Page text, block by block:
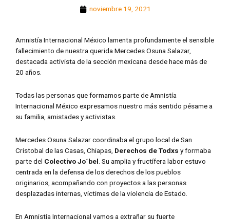
noviembre 19, 2021
Amnistía Internacional México lamenta profundamente el sensible
fallecimiento de nuestra querida Mercedes Osuna Salazar,
destacada activista de la sección mexicana desde hace más de
20 años.
Todas las personas que formamos parte de Amnistía
Internacional México expresamos nuestro más sentido pésame a
su familia, amistades y activistas.
Mercedes Osuna Salazar coordinaba el grupo local de San
Cristobal de las Casas, Chiapas, Derechos de Todxs y formaba
parte del Colectivo Jo´bel . Su amplia y fructífera labor estuvo
centrada en la defensa de los derechos de los pueblos
originarios, acompañando con proyectos a las personas
desplazadas internas, víctimas de la violencia de Estado.
En Amnistía Internacional vamos a extrañar su fuerte